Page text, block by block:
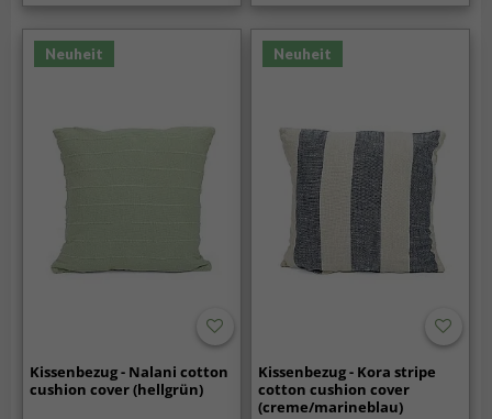
Neuheit
Kissenbezug - Nalani cotton
cushion cover (hellgrün)
Neuheit
Kissenbezug - Kora stripe
cotton cushion cover
(creme/marineblau)